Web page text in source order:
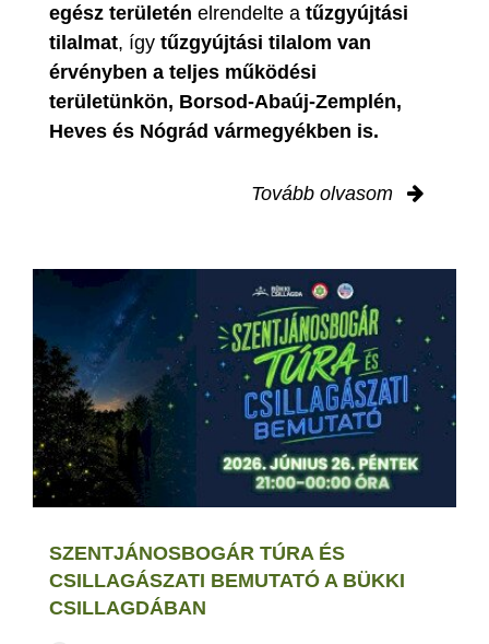
egész területén elrendelte a tűzgyújtási
tilalmat, így tűzgyújtási tilalom van
érvényben a teljes működési
területünkön, Borsod-Abaúj-Zemplén,
Heves és Nógrád vármegyékben is.
Tovább olvasom
SZENTJÁNOSBOGÁR TÚRA ÉS
CSILLAGÁSZATI BEMUTATÓ A BÜKKI
CSILLAGDÁBAN